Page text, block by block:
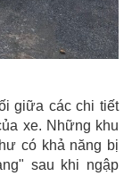
giữa các chi tiết
xe. Những khu
có khả năng bị
sau khi ngập